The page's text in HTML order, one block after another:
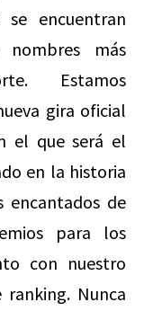
encuentran
más
Estamos
gira oficial
el que será el
en la historia
encantados de
para los
con nuestro
Nunca